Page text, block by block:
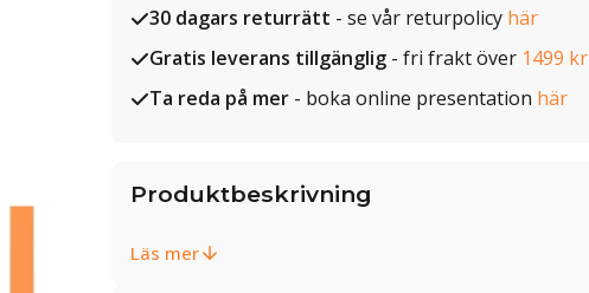
30 dagars returrätt - se vår returpolicy här
Gratis leverans tillgänglig - fri frakt över 1499 kr
Ta reda på mer - boka online presentation här
Produktbeskrivning
Läs mer